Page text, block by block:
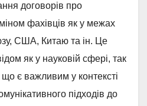
договорів про
фахівців як у межах
США, Китаю та ін. Це
як у науковій сфері, так
що є важливим у контексті
підходів до